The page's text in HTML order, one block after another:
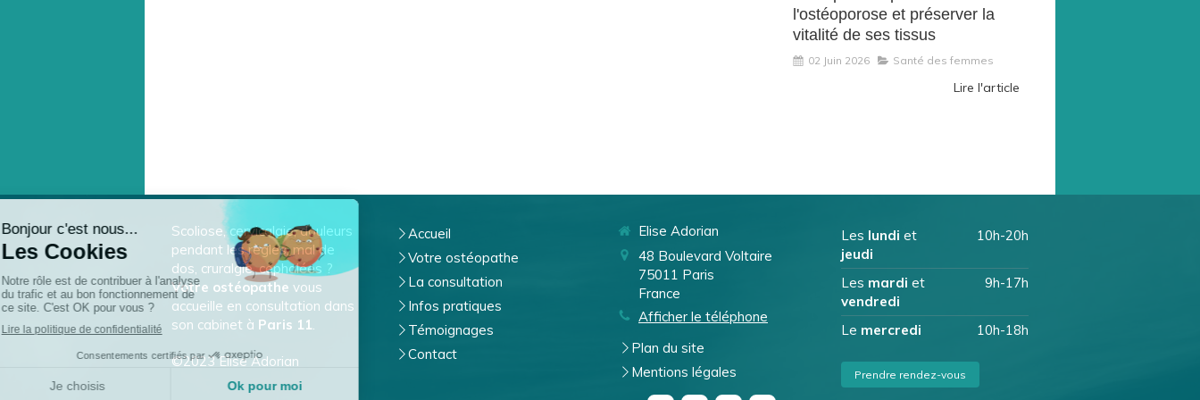
l'ostéoporose et préserver la
vitalité de ses tissus
02 Juin 2026 Santé des femmes
Lire l'article
Scoliose, cervicalgie, douleurs
pendant les règles, mal de
dos, cruralgie, céphalées ?
Votre ostéopathe vous
accueille en consultation dans
son cabinet à Paris 11.
©2023 Elise Adorian
Accueil
Votre ostéopathe
La consultation
Infos pratiques
Témoignages
Contact
Elise Adorian
48 Boulevard Voltaire
75011 Paris
France
Afficher le téléphone
Plan du site
Mentions légales
Les lundi et
jeudi
10h-20h
Les mardi et
vendredi
9h-17h
Le mercredi 10h-18h
Prendre rendez-vous